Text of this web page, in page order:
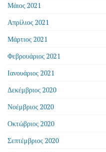
Μάιος 2021
Απρίλιος 2021
Μάρτιος 2021
Φεβρουάριος 2021
Ιανουάριος 2021
Δεκέμβριος 2020
Νοέμβριος 2020
Οκτώβριος 2020
Σεπτέμβριος 2020